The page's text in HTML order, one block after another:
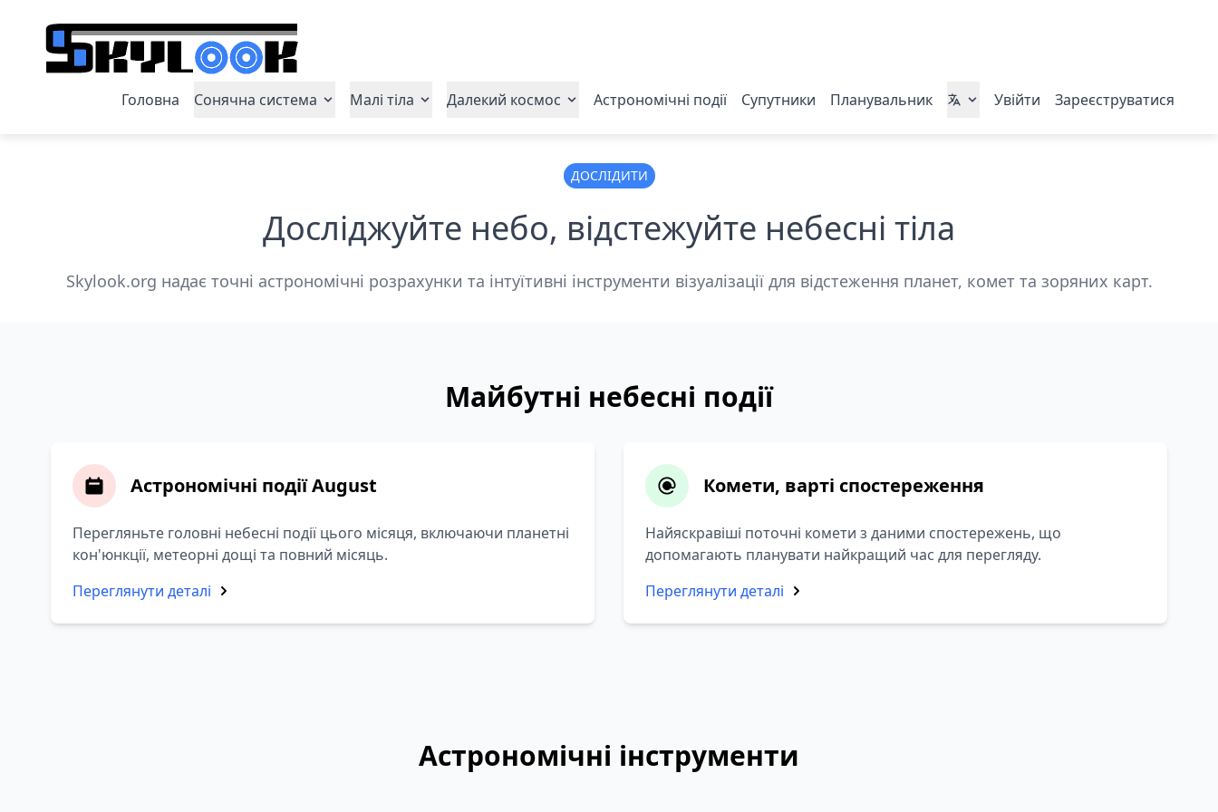
Головна Сонячна система Малі тіла Далекий космос Астрономічні події Супутники Планувальник Увійти Зареєструватися
ДОСЛІДИТИ
Досліджуйте небо, відстежуйте небесні тіла
Skylook.org надає точні астрономічні розрахунки та інтуїтивні інструменти візуалізації для відстеження планет, комет та зоряних карт.
Майбутні небесні події
Астрономічні події August
Перегляньте головні небесні події цього місяця, включаючи планетні
кон'юнкції, метеорні дощі та повний місяць.
Переглянути деталі
Комети, варті спостереження
Найяскравіші поточні комети з даними спостережень, що
допомагають планувати найкращий час для перегляду.
Переглянути деталі
Астрономічні інструменти